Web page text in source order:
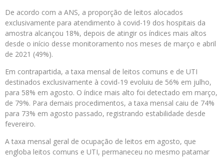
De acordo com a ANS, a proporção de leitos alocados
exclusivamente para atendimento à covid-19 dos hospitais da
amostra alcançou 18%, depois de atingir os índices mais altos
desde o início desse monitoramento nos meses de março e abril
de 2021 (49%).
Em contrapartida, a taxa mensal de leitos comuns e de UTI
destinados exclusivamente à covid-19 evoluiu de 56% em julho,
para 58% em agosto. O índice mais alto foi detectado em março,
de 79%. Para demais procedimentos, a taxa mensal caiu de 74%
para 73% em agosto passado, registrando estabilidade desde
fevereiro.
A taxa mensal geral de ocupação de leitos em agosto, que
engloba leitos comuns e UTI, permaneceu no mesmo patamar